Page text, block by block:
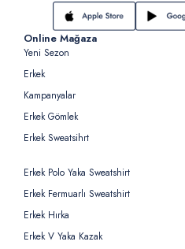
Online Mağaza
Yeni Sezon
Erkek
Kampanyalar
Erkek Gömlek
Erkek Sweatsihrt
Erkek Polo Yaka Sweatshirt
Erkek Fermuarlı Sweatshirt
Erkek Hırka
Erkek V Yaka Kazak